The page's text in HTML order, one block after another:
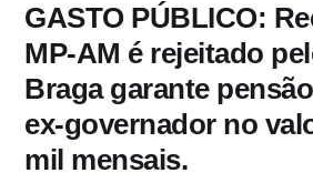
GASTO PÚBLICO:
MP-AM é rejeitado
Braga garante
ex-governador no
mil mensais.